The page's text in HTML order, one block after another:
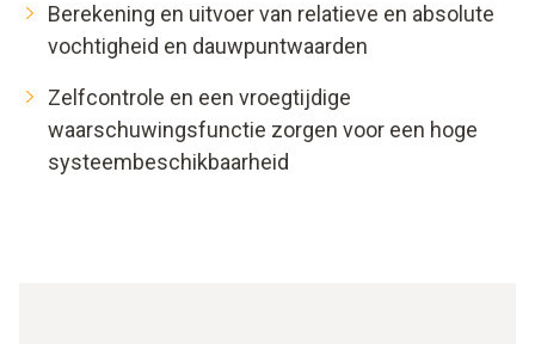
Berekening en uitvoer van relatieve en absolute
vochtigheid en dauwpuntwaarden
Zelfcontrole en een vroegtijdige
waarschuwingsfunctie zorgen voor een hoge
systeembeschikbaarheid